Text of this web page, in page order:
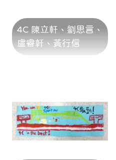
4C 陳立軒、劉思言、
盧睿軒、黃行信